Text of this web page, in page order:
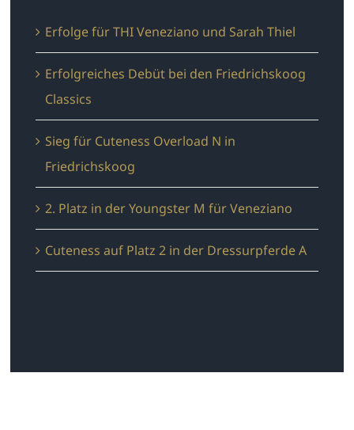
Erfolge für THI Veneziano und Sarah Thiel
Erfolgreiches Debüt bei den Friedrichskoog
Classics
Sieg für Cuteness Overload N in
Friedrichskoog
2. Platz in der Youngster M für Veneziano
Cuteness auf Platz 2 in der Dressurpferde A